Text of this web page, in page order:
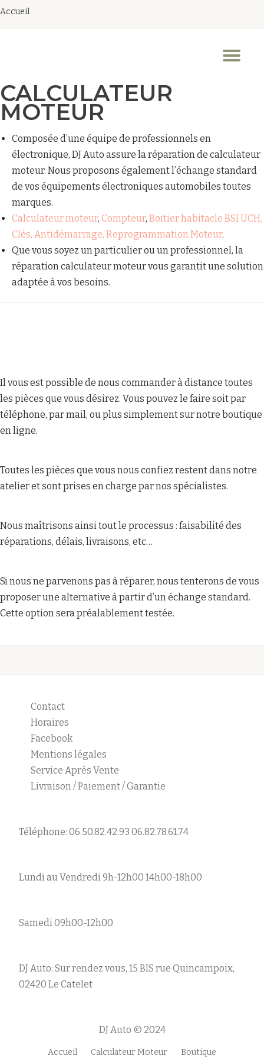
Accueil
CALCULATEUR
MOTEUR
Composée d’une équipe de professionnels en
électronique, DJ Auto assure la réparation de calculateur
moteur. Nous proposons également l’échange standard
de vos équipements électroniques automobiles toutes
marques.
Calculateur moteur, Compteur, Boitier habitacle BSI UCH,
Clés, Antidémarrage, Reprogrammation Moteur.
Que vous soyez un particulier ou un professionnel, la
réparation calculateur moteur vous garantit une solution
adaptée à vos besoins.
Il vous est possible de nous commander à distance toutes
les pièces que vous désirez. Vous pouvez le faire soit par
téléphone, par mail, ou plus simplement sur notre boutique
en ligne.
Toutes les pièces que vous nous confiez restent dans notre
atelier et sont prises en charge par nos spécialistes.
Nous maîtrisons ainsi tout le processus : faisabilité des
réparations, délais, livraisons, etc…
Si nous ne parvenons pas à réparer, nous tenterons de vous
proposer une alternative à partir d’un échange standard.
Cette option sera préalablement testée.
Contact
Horaires
Facebook
Mentions légales
Service Après Vente
Livraison / Paiement / Garantie
Téléphone: 06.50.82.42.93 06.82.78.61.74
Lundi au Vendredi 9h-12h00 14h00-18h00
Samedi 09h00-12h00
DJ Auto: Sur rendez vous, 15 BIS rue Quincampoix,
02420 Le Catelet
DJ Auto © 2024
Accueil Calculateur Moteur Boutique